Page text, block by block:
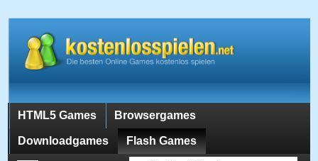
HTML5 Games Browsergames
Downloadgames Flash Games